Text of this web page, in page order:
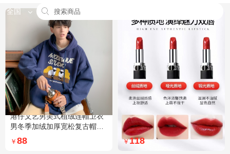
全国
港仔文艺男美式植绒连帽卫衣
男冬季加绒加厚宽松复古帽衫
外套 XXL 加绒 5XL 灰色加绒
￥ 88
Dior迪奥全新烈艳蓝金口红品
牌授权经典藤格纹饰带丝绒质
地999色号传奇红唇哑光 哑光
￥118